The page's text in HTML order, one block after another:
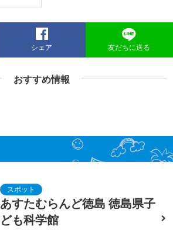
シェア 友だちに送る
おすすめ情報
あすたむらんど徳島 徳島県子
ども科学館